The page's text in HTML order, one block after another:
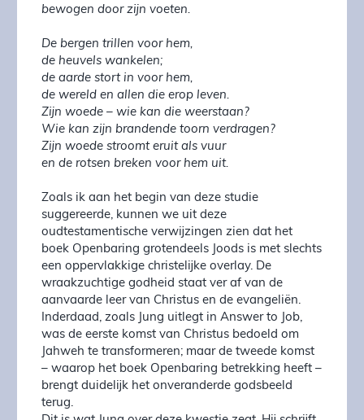
bewogen door zijn voeten.
De bergen trillen voor hem,
de heuvels wankelen;
de aarde stort in voor hem,
de wereld en allen die erop leven.
Zijn woede – wie kan die weerstaan?
Wie kan zijn brandende toorn verdragen?
Zijn woede stroomt eruit als vuur
en de rotsen breken voor hem uit.
Zoals ik aan het begin van deze studie
suggereerde, kunnen we uit deze
oudtestamentische verwijzingen zien dat het
boek Openbaring grotendeels Joods is met slechts
een oppervlakkige christelijke overlay. De
wraakzuchtige godheid staat ver af van de
aanvaarde leer van Christus en de evangeliën.
Inderdaad, zoals Jung uitlegt in Answer to Job,
was de eerste komst van Christus bedoeld om
Jahweh te transformeren; maar de tweede komst
– waarop het boek Openbaring betrekking heeft –
brengt duidelijk het onveranderde godsbeeld
terug.